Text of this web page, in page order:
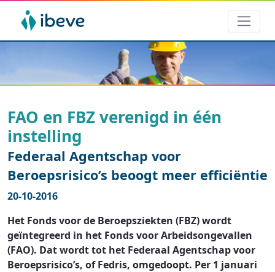
FAO en FBZ verenigd in één
instelling
Federaal Agentschap voor
Beroepsrisico’s beoogt meer efficiëntie
20-10-2016
Het Fonds voor de Beroepsziekten (FBZ) wordt
geïntegreerd in het Fonds voor Arbeidsongevallen
(FAO). Dat wordt tot het Federaal Agentschap voor
Beroepsrisico’s, of Fedris, omgedoopt. Per 1 januari